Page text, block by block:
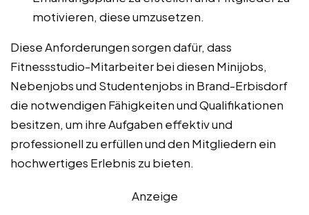
motivieren, diese umzusetzen.
Diese Anforderungen sorgen dafür, dass
Fitnessstudio-Mitarbeiter bei diesen Minijobs,
Nebenjobs und Studentenjobs in Brand-Erbisdorf
die notwendigen Fähigkeiten und Qualifikationen
besitzen, um ihre Aufgaben effektiv und
professionell zu erfüllen und den Mitgliedern ein
hochwertiges Erlebnis zu bieten.
Anzeige